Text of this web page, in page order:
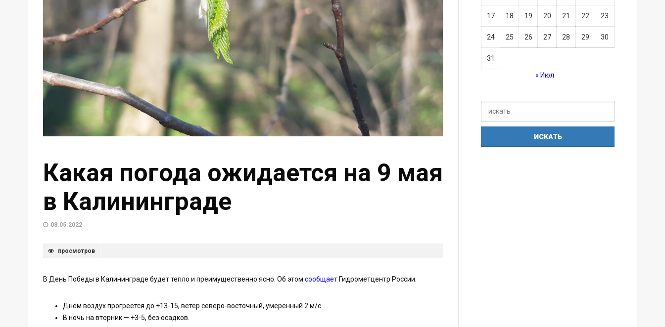
Какая погода ожидается на 9 мая
в Калининграде
08.05.2022
просмотров
В День Победы в Калининграде будет тепло и преимущественно ясно. Об этом сообщает Гидрометцентр России.
Днём воздух прогреется до +13-15, ветер северо-восточный, умеренный 2 м/с.
В ночь на вторник — +3-5, без осадков.
17 18 19 20 21 22 23
24 25 26 27 28 29 30
31
« Июл